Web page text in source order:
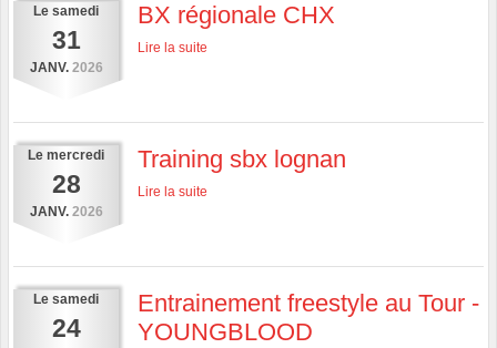
Le samedi
31
JANV. 2026
BX régionale CHX
Lire la suite
Le mercredi
28
JANV. 2026
Training sbx lognan
Lire la suite
Le samedi
24
Entrainement freestyle au Tour -
YOUNGBLOOD